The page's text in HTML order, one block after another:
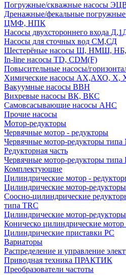
Погружные/скважные насосы
Дренажные/фекальные
ЦМФ, НПК
Насосы двухстороннего входа
Насосы для сточных вод СМ,СД
Шестерёные насосы Ш, НМШ, НБ,
In-line насосы TD, CDM(F)
Повысительные насосы/
Химические насосы АХ,АХО, Х,
Вакуумные насосы ВВН
Вихревые насосы ВК, ВКС
Самовсасывающие насосы АНС
Прочие насосы
Мотор-редукторы
Червячные мотор - редукторы
Червячные мотор-редукторы типа
Редукторная часть
Червячные мотор-редукторы типа
Комплектующие
Цилиндрические мотор -
Цилиндрические мотор-
Соосно-цилиндрические
типа TRC
Цилиндрические мотор-
Коническо цилиндрические
Цилиндрические приставки PC
Вариаторы
Распределение и управление
Приводная техника ПРАКТИК
Преобразователи частоты